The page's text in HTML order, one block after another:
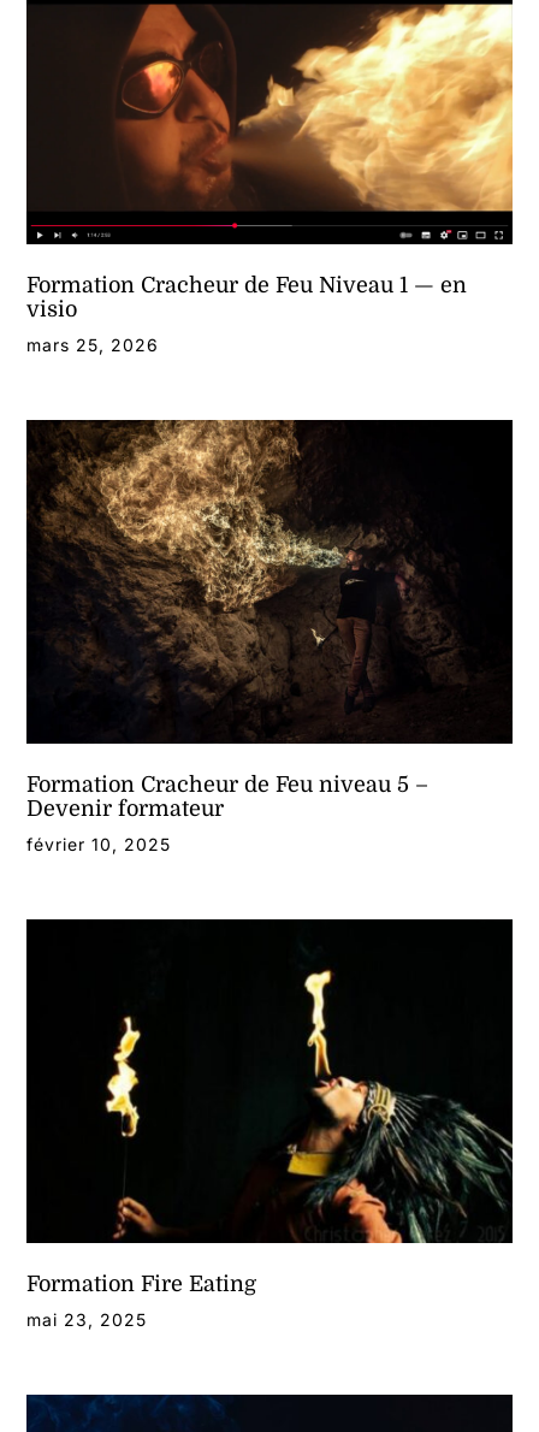
Formation Cracheur de Feu Niveau 1 — en
visio
mars 25, 2026
Formation Cracheur de Feu niveau 5 –
Devenir formateur
février 10, 2025
Formation Fire Eating
mai 23, 2025